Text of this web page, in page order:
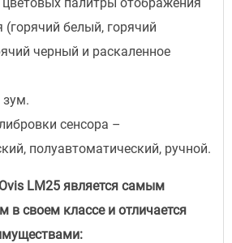
(горячий белый, горячий
черный и раскаленное
зум.
сенсора –
полуавтоматический, ручной.
LM25 является самым
в своем классе и отличается